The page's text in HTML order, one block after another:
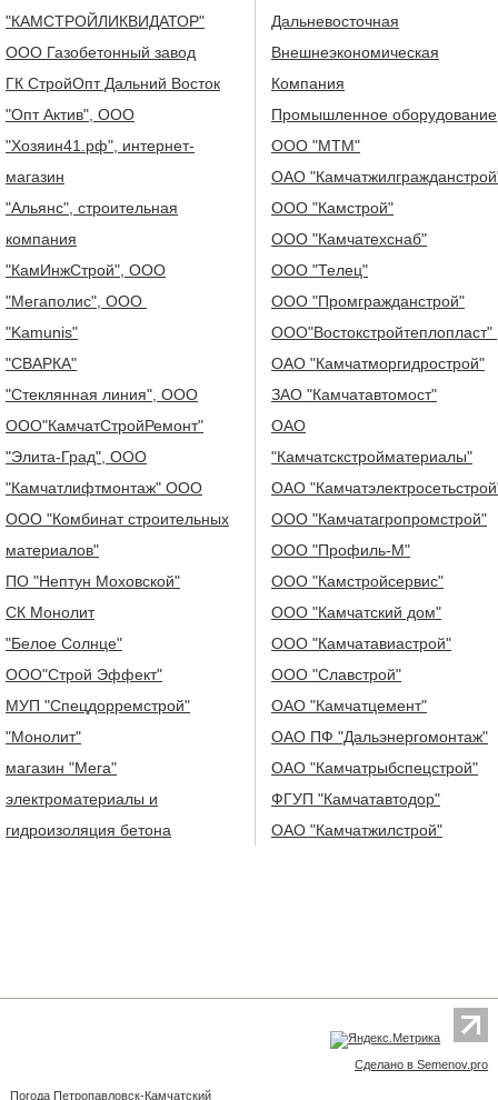
"КАМСТРОЙЛИКВИДАТОР"
ООО Газобетонный завод
ГК СтройОпт Дальний Восток
"Опт Актив", ООО
"Хозяин41.рф", интернет-
магазин
"Альянс", строительная
компания
"КамИнжСтрой", ООО
"Мегаполис", ООО
"Kamunis"
"СВАРКА"
"Стеклянная линия", ООО
ООО"КамчатСтройРемонт"
"Элита-Град", ООО
"Камчатлифтмонтаж" ООО
ООО "Комбинат строительных
материалов"
ПО "Нептун Моховской"
СК Монолит
"Белое Солнце"
ООО"Строй Эффект"
МУП "Спецдорремстрой"
"Монолит"
магазин "Мега"
электроматериалы и
гидроизоляция бетона
Дальневосточная
Внешнеэкономическая
Компания
Промышленное оборудование
ООО "МТМ"
ОАО
ООО "Камстрой"
ООО "Камчатехснаб"
ООО "Телец"
ООО "Промгражданстрой"
ООО"Востокстройтеплопласт"
ОАО "Камчатморгидрострой"
ЗАО "Камчатавтомост"
ОАО
"Камчатскстройматериалы"
ОАО
ООО "Камчатагропромстрой"
ООО "Профиль-М"
ООО "Камстройсервис"
ООО "Камчатский дом"
ООО "Камчатавиастрой"
ООО "Славстрой"
ОАО "Камчатцемент"
ОАО ПФ "Дальэнергомонтаж"
ОАО "Камчатрыбспецстрой"
ФГУП "Камчатавтодор"
ОАО "Камчатжилстрой"
Сделано в Semenov.pro
Погода Петропавловск-Камчатский